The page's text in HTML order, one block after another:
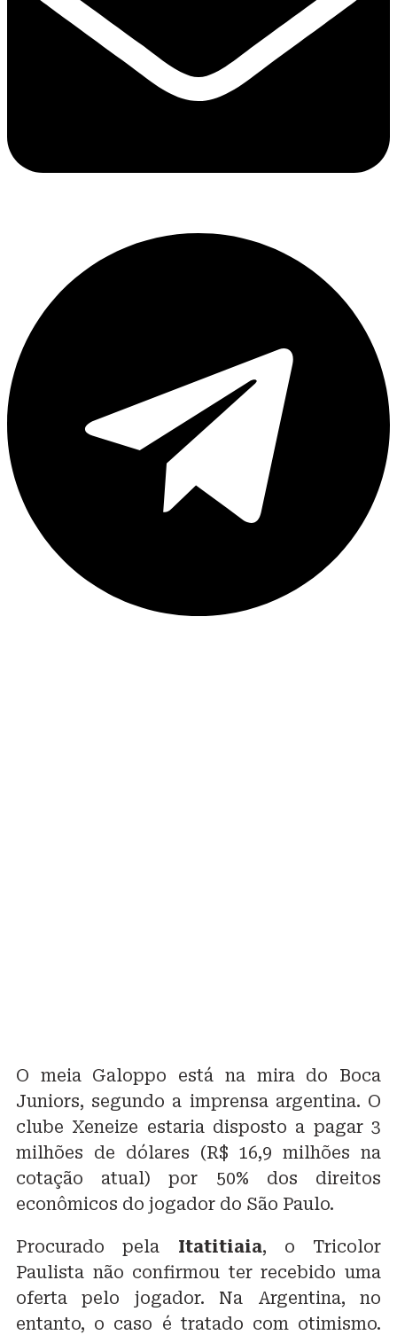
O meia Galoppo está na mira do Boca
Juniors, segundo a imprensa argentina. O
clube Xeneize estaria disposto a pagar 3
milhões de dólares (R$ 16,9 milhões na
cotação atual) por 50% dos direitos
econômicos do jogador do São Paulo.
Procurado pela Itatitiaia, o Tricolor
Paulista não confirmou ter recebido uma
oferta pelo jogador. Na Argentina, no
entanto, o caso é tratado com otimismo.